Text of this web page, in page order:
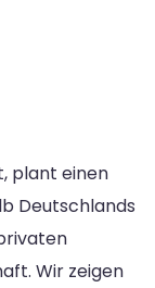
plant einen
Deutschlands
Wir zeigen